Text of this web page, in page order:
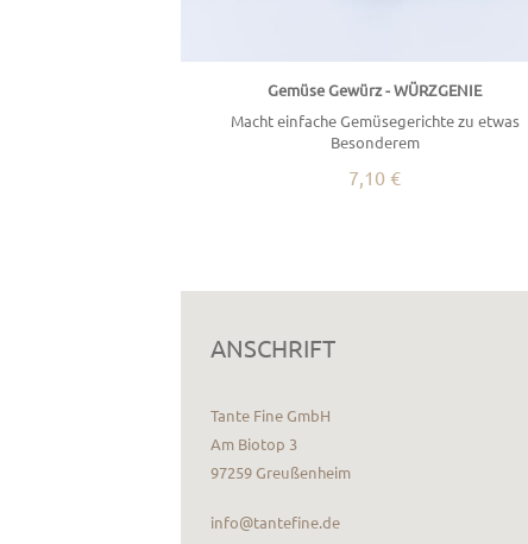
Gemüse Gewürz - WÜRZGENIE
Macht einfache Gemüsegerichte zu etwas
Besonderem
7,10 €
ANSCHRIFT
Tante Fine GmbH
Am Biotop 3
97259 Greußenheim
info@tantefine.de